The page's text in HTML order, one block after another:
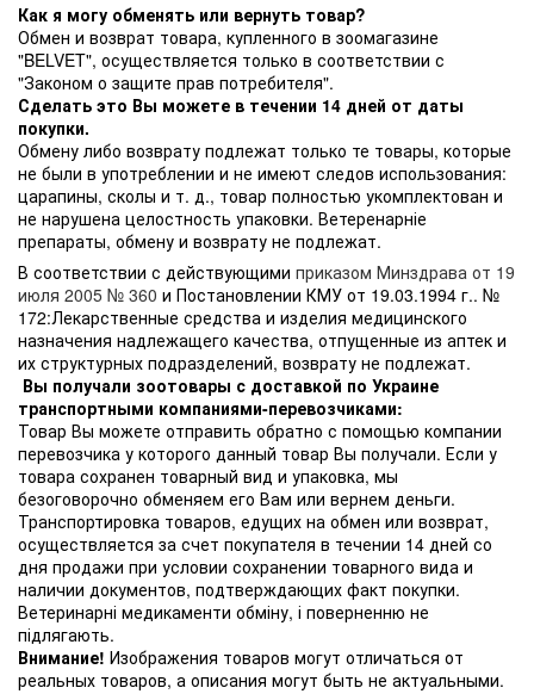
Как я могу обменять или вернуть товар?
Обмен и возврат товара, купленного в зоомагазине
"BELVET", осуществляется только в соответствии с
"Законом о защите прав потребителя".
Сделать это Вы можете в течении 14 дней от даты
покупки.
Обмену либо возврату подлежат только те товары, которые
не были в употреблении и не имеют следов использования:
царапины, сколы и т. д., товар полностью укомплектован и
не нарушена целостность упаковки. Ветеренарніе
препараты, обмену и возврату не подлежат.
В соответствии с действующими приказом Минздрава от 19
июля 2005 № 360 и Постановлении КМУ от 19.03.1994 г.. №
172:Лекарственные средства и изделия медицинского
назначения надлежащего качества, отпущенные из аптек и
их структурных подразделений, возврату не подлежат.
Вы получали зоотовары с доставкой по Украине
транспортными компаниями-перевозчиками:
Товар Вы можете отправить обратно с помощью компании
перевозчика у которого данный товар Вы получали. Если у
товара сохранен товарный вид и упаковка, мы
безоговорочно обменяем его Вам или вернем деньги.
Транспортировка товаров, едущих на обмен или возврат,
осуществляется за счет покупателя в течении 14 дней со
дня продажи при условии сохранении товарного вида и
наличии документов, подтверждающих факт покупки.
Ветеринарні медикаменти обміну, і поверненню не
підлягають.
Внимание! Изображения товаров могут отличаться от
реальных товаров, а описания могут быть не актуальными.